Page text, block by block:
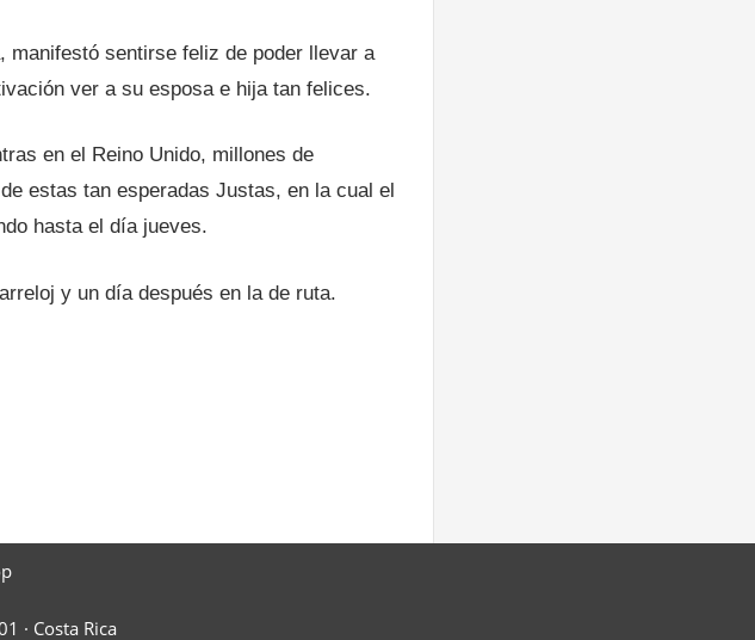
manifestó sentirse feliz de poder llevar a
ver a su esposa e hija tan felices.
en el Reino Unido, millones de
estas tan esperadas Justas, en la cual el
hasta el día jueves.
y un día después en la de ruta.
· Costa Rica